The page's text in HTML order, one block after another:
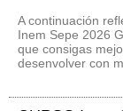
A continuación
Inem Sepe 2026
que consigas
desenvolver con